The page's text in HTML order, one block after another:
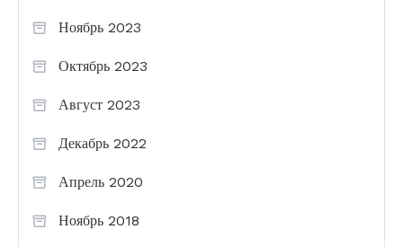
Ноябрь 2023
Октябрь 2023
Август 2023
Декабрь 2022
Апрель 2020
Ноябрь 2018